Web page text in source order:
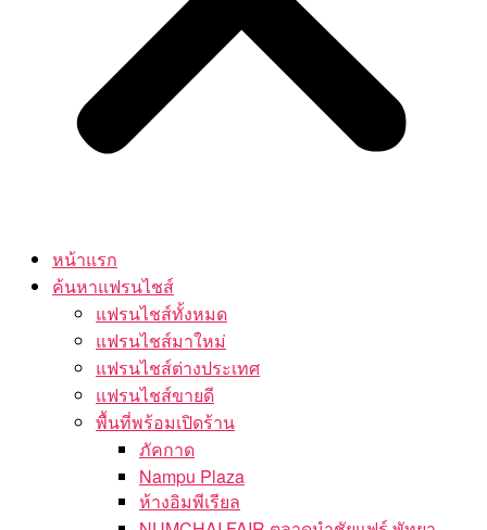
หน้าแรก
ค้นหาแฟรนไชส์
แฟรนไชส์ทั้งหมด
แฟรนไชส์มาใหม่
แฟรนไชส์ต่างประเทศ
แฟรนไชส์ขายดี
พื้นที่พร้อมเปิดร้าน
ภัคกาด
Nampu Plaza
ห้างอิมพีเรียล